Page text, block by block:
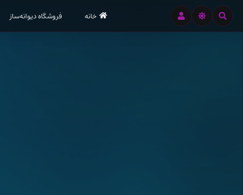
ورود
خانه فروشگاه دیوانه‌ساز